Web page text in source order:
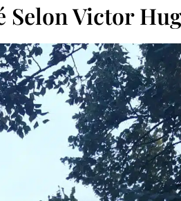
Selon Victor